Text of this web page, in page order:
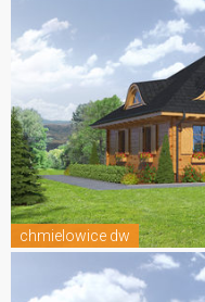
chmielowice dw